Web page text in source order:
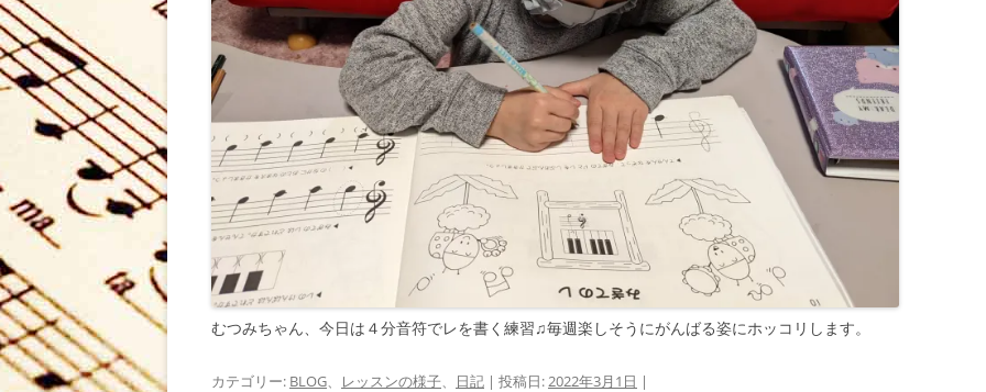
むつみちゃん、今日は４分音符でレを書く練習♫毎週楽しそうにがんばる姿にホッコリします。
カテゴリー: BLOG、 レッスンの様子、 日記 | 投稿日:2022年3月1日 |